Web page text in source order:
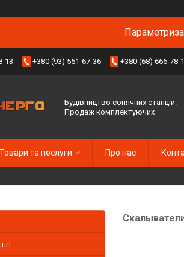
13 +380 (93) 551-67-36 +380 (68) 666-78-
Будівництво сонячних станцій.
Продаж комплектуючих
Товари та послуги Про нас